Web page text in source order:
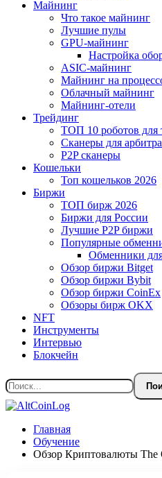
Майнинг
Что такое майнинг
Лучшие пулы
GPU-майнинг
Настройка
ASIC-майнинг
Майнинг на
Облачный майнинг
Майнинг-отели
Трейдинг
ТОП 10 роботов для
Сканеры для
P2P сканеры
Кошельки
Топ кошельков 2026
Биржи
ТОП бирж 2026
Биржи для России
Лучшие P2P биржи
Популярные
Обменники
Обзор биржи Bitget
Обзор биржи Bybit
Обзор биржи CoinEx
Обзоры бирж OKX
NFT
Инструменты
Интервью
Блокчейн
Главная
Обучение
Обзор Криптовалюты